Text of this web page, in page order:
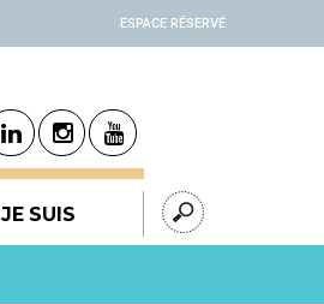
ESPACE RÉSERVÉ
JE SUIS